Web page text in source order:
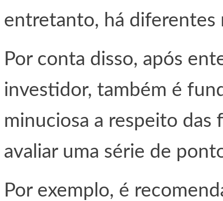
entretanto, há diferentes
Por conta disso, após
investidor, também é
minuciosa a respeito das
avaliar uma série de
Por exemplo, é